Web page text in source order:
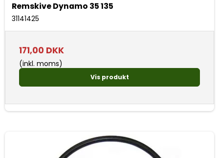
Remskive Dynamo 35 135
31141425
171,00 DKK
(inkl. moms)
Vis produkt